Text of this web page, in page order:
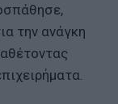
την ανάγκη